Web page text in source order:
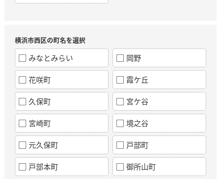
横浜市西区の町名を選択
みなとみらい 岡野
花咲町 霞ケ丘
久保町 宮ケ谷
宮崎町 境之谷
元久保町 戸部町
戸部本町 御所山町